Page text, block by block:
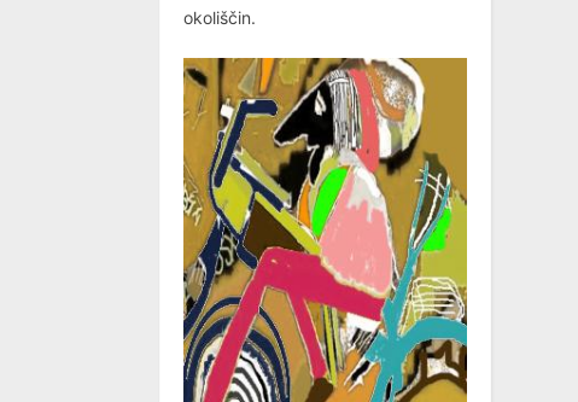
okoliščin.